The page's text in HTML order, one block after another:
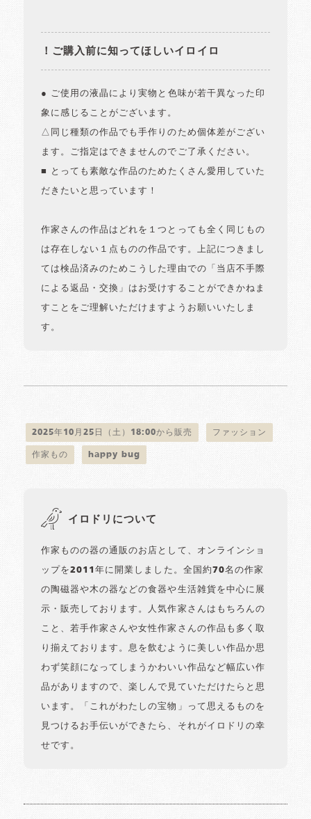
！ご購入前に知ってほしいイロイロ
● ご使用の液晶により実物と色味が若干異なった印
象に感じることがございます。
△同じ種類の作品でも手作りのため個体差がござい
ます。ご指定はできませんのでご了承ください。
■ とっても素敵な作品のためたくさん愛用していた
だきたいと思っています！
作家さんの作品はどれを１つとっても全く同じもの
は存在しない１点ものの作品です。上記につきまし
ては検品済みのためこうした理由での「当店不手際
による返品・交換」はお受けすることができかねま
すことをご理解いただけますようお願いいたしま
す。
2025年10月25日（土）18:00から販売 ファッション
作家もの happy bug
イロドリについて
作家ものの器の通販のお店として、オンラインショ
ップを2011年に開業しました。全国約70名の作家
の陶磁器や木の器などの食器や生活雑貨を中心に展
示・販売しております。人気作家さんはもちろんの
こと、若手作家さんや女性作家さんの作品も多く取
り揃えております。息を飲むように美しい作品か思
わず笑顔になってしまうかわいい作品など幅広い作
品がありますので、楽しんで見ていただけたらと思
います。「これがわたしの宝物」って思えるものを
見つけるお手伝いができたら、それがイロドリの幸
せです。